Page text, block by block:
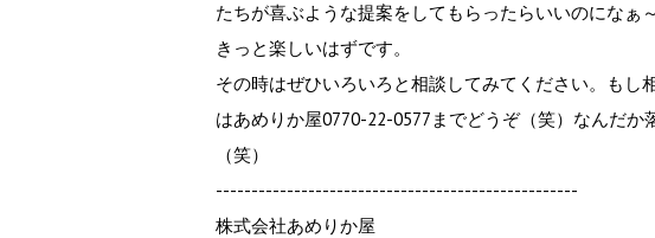
たちが喜ぶような提案をしてもらったらいいのになぁ
きっと楽しいはずです。
その時はぜひいろいろと相談してみてください。もし
はあめりか屋0770-22-0577までどうぞ（笑）なんだ
（笑）
---------------------------------------------------
株式会社あめりか屋